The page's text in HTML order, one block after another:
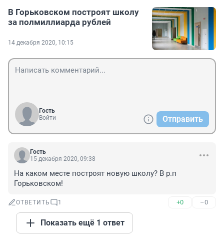
В Горьковском построят школу
за полмиллиарда рублей
14 декабря 2020, 10:15
Гость
Войти
Отправить
Гость
15 декабря 2020, 09:38
На каком месте построят новую школу? В р.п
Горьковском!
ОТВЕТИТЬ 1 +0 –0
Показать ещё 1 ответ